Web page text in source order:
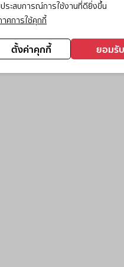
ระสบการณ์การใช้งานที่ดียิ่งขึ้น
าศการใช้คุกกี้
ตั้งค่าคุกกี้ ยอมรับ
(see the browser
information).